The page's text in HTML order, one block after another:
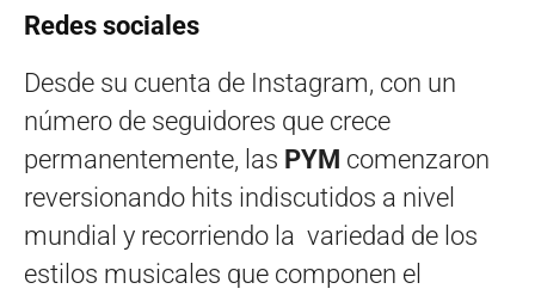
Redes sociales
Desde su cuenta de Instagram, con un
número de seguidores que crece
permanentemente, las PYM comenzaron
reversionando hits indiscutidos a nivel
mundial y recorriendo la variedad de los
estilos musicales que componen el